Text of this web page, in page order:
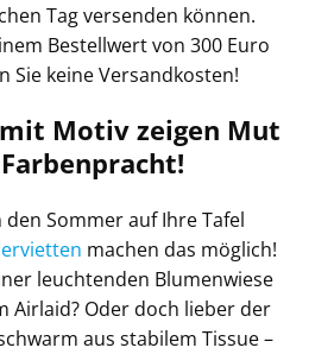
Tag versenden können.
Bestellwert von 300 Euro
Sie keine Versandkosten!
Motiv zeigen Mut
Sommer auf Ihre Tafel
machen das möglich!
leuchtenden Blumenwiese
Airlaid? Oder doch lieber der
aus stabilem Tissue –